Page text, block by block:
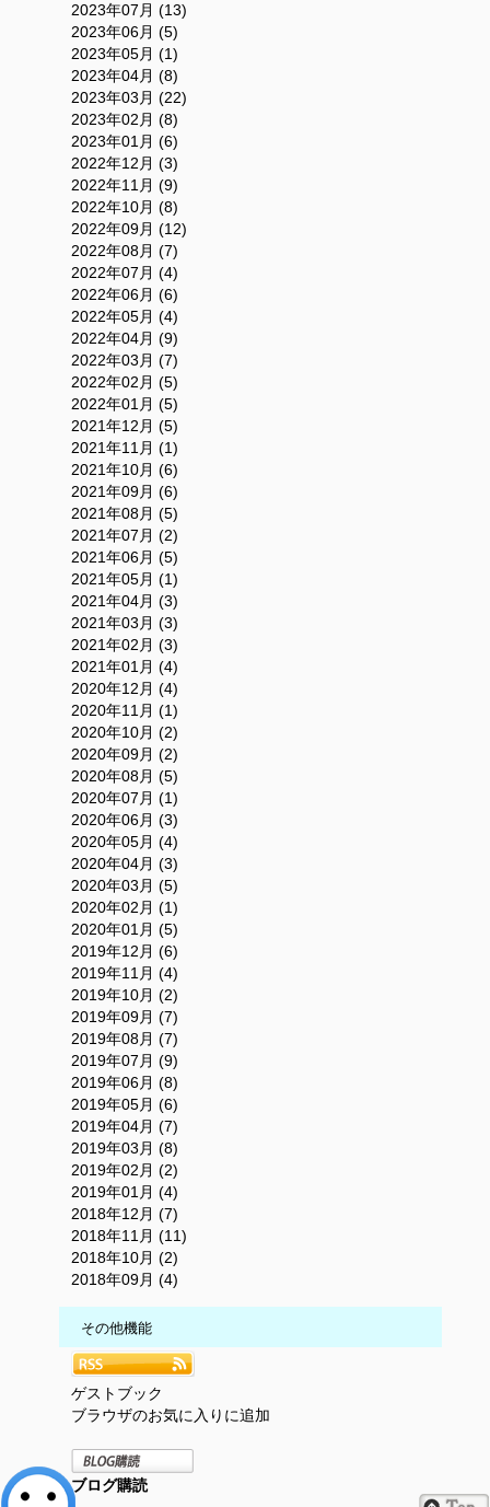
2023年07月 (13)
2023年06月 (5)
2023年05月 (1)
2023年04月 (8)
2023年03月 (22)
2023年02月 (8)
2023年01月 (6)
2022年12月 (3)
2022年11月 (9)
2022年10月 (8)
2022年09月 (12)
2022年08月 (7)
2022年07月 (4)
2022年06月 (6)
2022年05月 (4)
2022年04月 (9)
2022年03月 (7)
2022年02月 (5)
2022年01月 (5)
2021年12月 (5)
2021年11月 (1)
2021年10月 (6)
2021年09月 (6)
2021年08月 (5)
2021年07月 (2)
2021年06月 (5)
2021年05月 (1)
2021年04月 (3)
2021年03月 (3)
2021年02月 (3)
2021年01月 (4)
2020年12月 (4)
2020年11月 (1)
2020年10月 (2)
2020年09月 (2)
2020年08月 (5)
2020年07月 (1)
2020年06月 (3)
2020年05月 (4)
2020年04月 (3)
2020年03月 (5)
2020年02月 (1)
2020年01月 (5)
2019年12月 (6)
2019年11月 (4)
2019年10月 (2)
2019年09月 (7)
2019年08月 (7)
2019年07月 (9)
2019年06月 (8)
2019年05月 (6)
2019年04月 (7)
2019年03月 (8)
2019年02月 (2)
2019年01月 (4)
2018年12月 (7)
2018年11月 (11)
2018年10月 (2)
2018年09月 (4)
その他機能
ゲストブック
ブラウザのお気に入りに追加
ブログ購読